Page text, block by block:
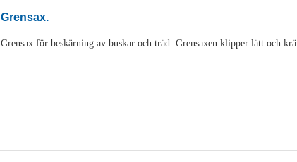
Grensax.
Grensax för beskärning av buskar och träd. Grensaxen klipper lätt och